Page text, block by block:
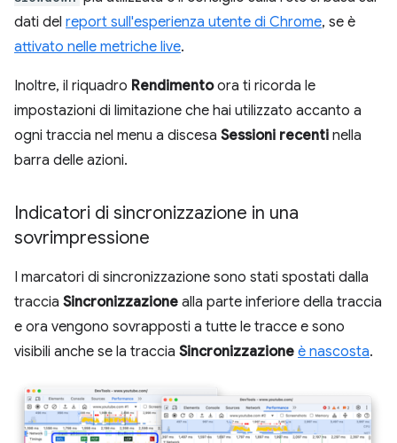
dati del report sull'esperienza utente di Chrome, se è
attivato nelle metriche live.
Inoltre, il riquadro Rendimentoora ti ricorda le
impostazioni di limitazione che hai utilizzato accanto a
ogni traccia nel menu a discesa Sessioni recenti nella
barra delle azioni.
Indicatori di sincronizzazione in una
sovrimpressione
I marcatori di sincronizzazione sono stati spostati dalla
traccia Sincronizzazione alla parte inferiore della traccia
e ora vengono sovrapposti a tutte le tracce e sono
visibili anche se la traccia Sincronizzazione è nascosta.